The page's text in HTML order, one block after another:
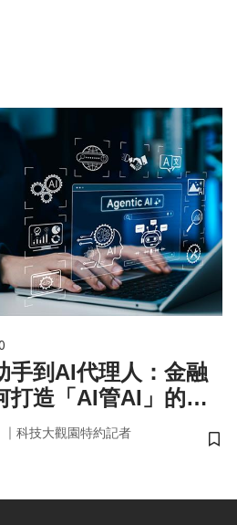
手到AI代理人：金融
打造「AI管AI」的新
式？
｜ 科技大觀園特約記者
儲